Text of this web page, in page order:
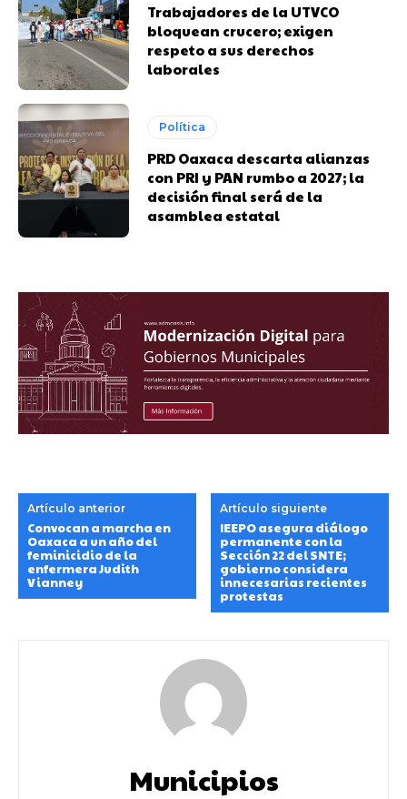
Trabajadores de la UTVCO
bloquean crucero; exigen
respeto a sus derechos
laborales
Política
PRD Oaxaca descarta alianzas
con PRI y PAN rumbo a 2027; la
decisión final será de la
asamblea estatal
Artículo anterior
Convocan a marcha en
Oaxaca a un año del
feminicidio de la
enfermera Judith
Vianney
Artículo siguiente
IEEPO asegura diálogo
permanente con la
Sección 22 del SNTE;
gobierno considera
innecesarias recientes
protestas
Municipios